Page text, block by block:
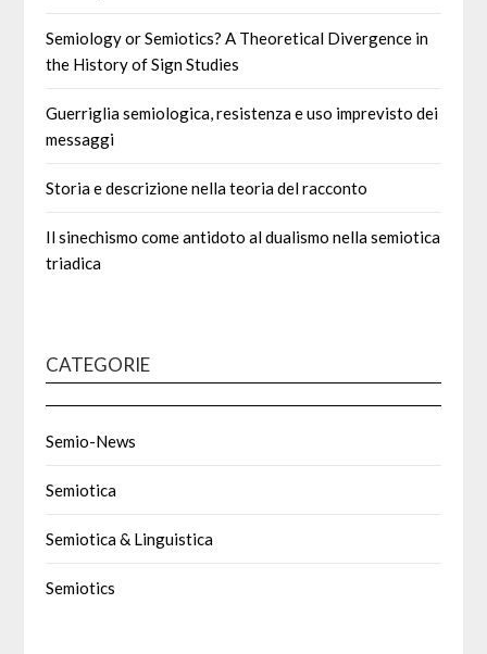
Semiology or Semiotics? A Theoretical Divergence in
the History of Sign Studies
Guerriglia semiologica, resistenza e uso imprevisto dei
messaggi
Storia e descrizione nella teoria del racconto
Il sinechismo come antidoto al dualismo nella semiotica
triadica
CATEGORIE
Semio-News
Semiotica
Semiotica & Linguistica
Semiotics